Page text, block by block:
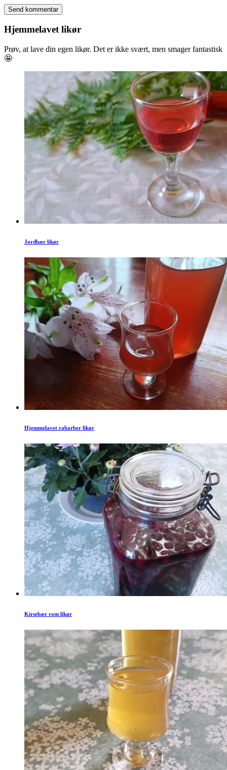
Hjemmelavet likør
Prøv, at lave din egen likør. Det er ikke svært, men smager fantastisk
🤩
Jordbær likør
Hjemmelavet rabarber likør
Kirsebær rom likør